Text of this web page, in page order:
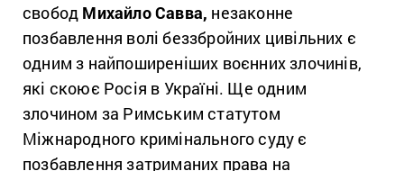
свобод Михайло Савва, незаконне
позбавлення волі беззбройних цивільних є
одним з найпоширеніших воєнних злочинів,
які скоює Росія в Україні. Ще одним
злочином за Римським статутом
Міжнародного кримінального суду є
позбавлення затриманих права на